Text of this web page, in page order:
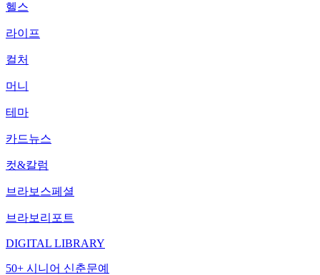
헬스
라이프
컬처
머니
테마
카드뉴스
컷&칼럼
브라보스페셜
브라보리포트
DIGITAL LIBRARY
50+ 시니어 신춘문예